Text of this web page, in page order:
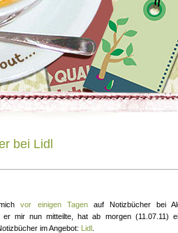
bei Lidl
michvor einigen Tagenauf Notizbücher bei
er mir nun mitteilte, hat ab morgen (11.07.11)
im Angebot: Lidl